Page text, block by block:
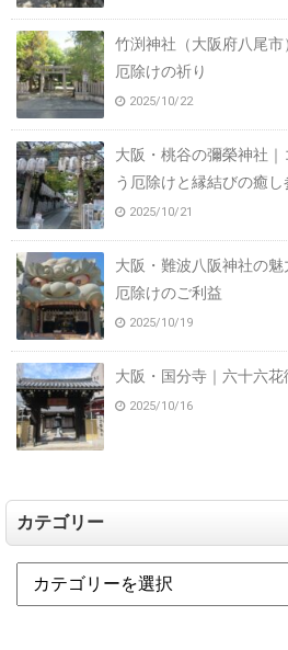
竹渕神社（大阪府八尾
厄除けの祈り
2025/10/22
大阪・桃谷の彌榮神社
う厄除けと縁結びの癒し
2025/10/21
大阪・難波八阪神社の魅
厄除けのご利益
2025/10/19
大阪・国分寺｜六十六
2025/10/16
カテゴリー